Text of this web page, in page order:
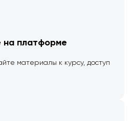
на платформе
материалы к курсу, доступ